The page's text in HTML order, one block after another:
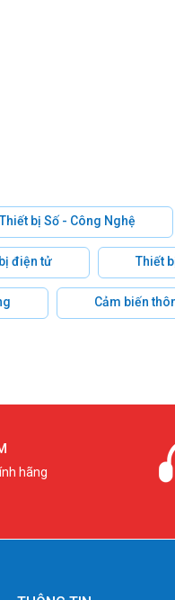
Thiết bị Số - Công Nghệ
điện tử Thiết
Cảm biến
hãng